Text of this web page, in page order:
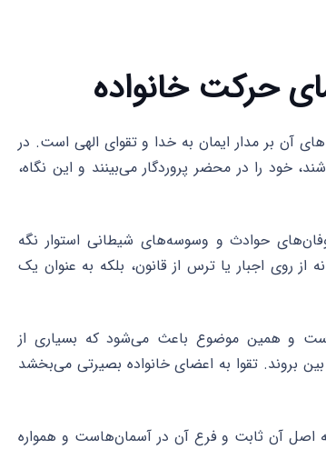
آن بر مدار ایمان به خدا و تقوای الهی است. در
خود را در محضر پروردگار می‌بینند و این نگاه،
حوادث و وسوسه‌های شیطانی استوار نگه
روی اجبار یا ترس از قانون، بلکه به عنوان یک
است و همین موضوع باعث می‌شود که بسیاری از
بروند. تقوا به اعضای خانواده بصیرتی می‌بخشد
اصل آن ثابت و فرع آن در آسمان‌هاست و همواره